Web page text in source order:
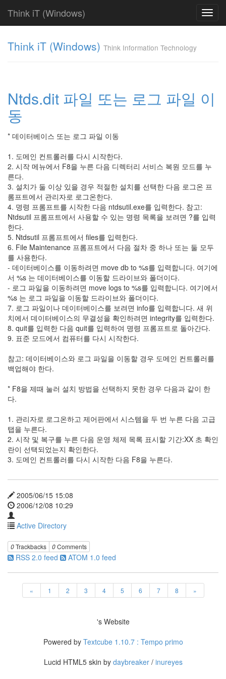
Think iT (Windows)
Think iT (Windows) Think Information Technology
Ntds.dit 파일 또는 로그 파일 이
동
* 데이터베이스 또는 로그 파일 이동
1. 도메인 컨트롤러를 다시 시작한다.
2. 시작 메뉴에서 F8을 누른 다음 디렉터리 서비스 복원 모드를 누
른다.
3. 설치가 둘 이상 있을 경우 적절한 설치를 선택한 다음 로그온 프
롬프트에서 관리자로 로그온한다.
4. 명령 프롬프트를 시작한 다음 ntdsutil.exe를 입력한다. 참고:
Ntdsutil 프롬프트에서 사용할 수 있는 명령 목록을 보려면 ?를 입력
한다.
5. Ntdsutil 프롬프트에서 files를 입력한다.
6. File Maintenance 프롬프트에서 다음 절차 중 하나 또는 둘 모두
를 사용한다.
- 데이터베이스를 이동하려면 move db to %s를 입력합니다. 여기에
서 %s 는 데이터베이스를 이동할 드라이브와 폴더이다.
- 로그 파일을 이동하려면 move logs to %s를 입력합니다. 여기에서
%s 는 로그 파일을 이동할 드라이브와 폴더이다.
7. 로그 파일이나 데이터베이스를 보려면 info를 입력합니다. 새 위
치에서 데이터베이스의 무결성을 확인하려면 integrity를 입력한다.
8. quit를 입력한 다음 quit를 입력하여 명령 프롬프트로 돌아간다.
9. 표준 모드에서 컴퓨터를 다시 시작한다.
참고: 데이터베이스와 로그 파일을 이동할 경우 도메인 컨트롤러를
백업해야 한다.
* F8을 제때 눌러 설치 방법을 선택하지 못한 경우 다음과 같이 한
다.
1. 관리자로 로그온하고 제어판에서 시스템을 두 번 누른 다음 고급
탭을 누른다.
2. 시작 및 복구를 누른 다음 운영 체제 목록 표시할 기간:XX 초 확인
란이 선택되었는지 확인한다.
3. 도메인 컨트롤러를 다시 시작한 다음 F8을 누른다.
2005/06/15 15:08
2006/12/08 10:29
Active Directory
0Trackbacks 0Comments
RSS 2.0 feed ATOM 1.0 feed
« 1 2 3 4 5 6 7 8 »
FAQ
186
Web
19
6.0
0
IIS
5.0
0
IIS
4.0
19
DNS
Server
3
Mail
Server
1
Exchange
Server
2000
1
Exchange
2003
0
Server
0
Server
0
Active
Directory
8
1
Windows
2000
0
XP
0
's Website
Powered by Textcube 1.10.7 : Tempo primo
Lucid HTML5 skin by daybreaker/ inureyes